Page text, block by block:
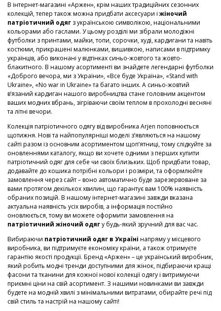
В інтернет-магазині «Аржен», крім наших традиційних сезонних
колекцій, тепер також можна придбати аксесуари іжіночий
патріотичний одяг з українською символікою, національними
кольорами або гаслами. У цьому розділі ми зібрали молодіжні
футболки з принтами, майки, топи, сорочки, худі, кардигани та навіть
костюми, прикрашені малюнками, вишивкою, написами в підтримку
українців, або виконані у відтінках синьо-жовтого та жовто-
блакитного. В нашому асортименті ви знайдете легендарні футболки
«Доброго вечора, ми з України», «Все буде Україна», «Stand with
Ukraine», «No war in Ukraine» та багато інших. А синьо-жовтий
в’язаний кардиган нашого виробництва стане головним акцентом
ваших модних вбрань, зігріваючи своїм теплом в прохолодні весняні
та літні вечори.
Колекція патріотичного одягу від виробника Arjen поповнюється
щотижня. Нові та найпопулярніші моделі з’являються на нашому
сайті разом із основним асортиментом щоп’ятниці, тому слідкуйте за
оновленнями каталогу, якщо ви хочете одними з перших купити
патріотичний одяг для себе чи своїх близьких. Щоб придбати товар,
додавайте до кошика потрібні кольори і розміри, та оформлюйте
замовлення через сайт – воно автоматично буде зарезервоване за
вами протягом декількох хвилин, що гарантує вам 100% наявність
обраних позицій. В нашому інтернет-магазині завжди вказана
актуальна наявність усіх виробів, а інформація постійно
оновлюється, тому ви можете оформити замовлення на
патріотичний жіночий одягу будь-який зручний для вас час.
Вибираючи патріотичний одяг в Україні напряму у місцевого
виробника, ви підтримуєте економіку країни, а також отримуєте
гарантію якості продукції. Бренд «Аржен» – це український виробник,
який робить модні тренди доступними для жінок, підбираючи кращі
фасони та тканини для кожної нової колекції одягу і витримуючи
приємні ціни на свій асортимент. З нашими новинками ви завжди
будете на модній хвилі з мінімальними витратами, обирайте речі під
свій стиль та настрій на нашому сайті!